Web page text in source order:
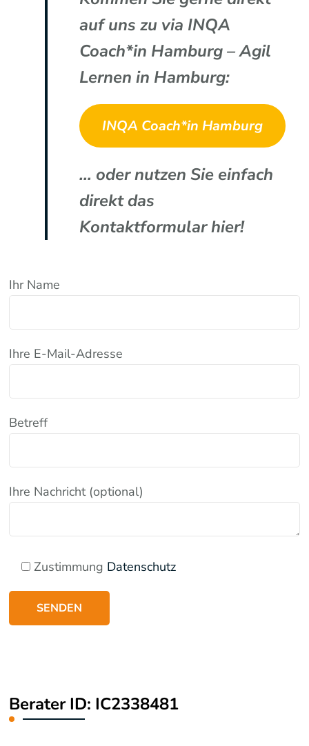
auf uns zu via INQA
Coach*in Hamburg – Agil
Lernen in Hamburg:
INQA Coach*in Hamburg
… oder nutzen Sie einfach
direkt das
Kontaktformular hier!
Ihr Name
Ihre E-Mail-Adresse
Betreff
Ihre Nachricht (optional)
Zustimmung Datenschutz
Berater ID: IC2338481